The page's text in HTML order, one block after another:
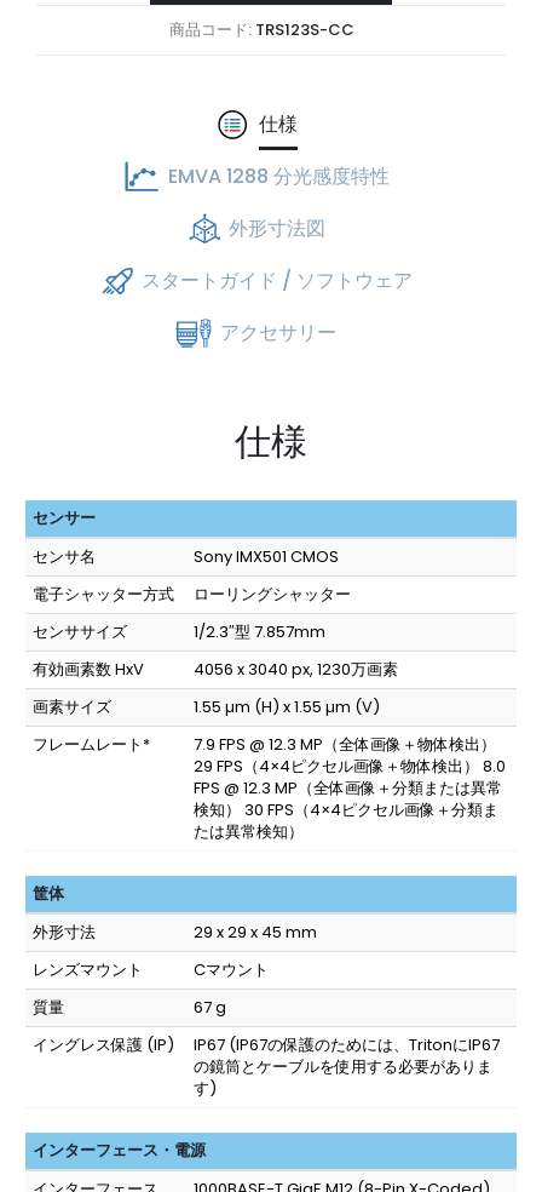
商品コード: TRS123S-CC
仕様
EMVA 1288 分光感度特性
外形寸法図
スタートガイド / ソフトウェア
アクセサリー
仕様
センサー
センサ名
Sony IMX501 CMOS
電子シャッター方式
ローリングシャッター
センササイズ
1/2.3″型 7.857mm
有効画素数 HxV
4056 x 3040 px, 1230万画素
画素サイズ
1.55 µm (H) x 1.55 µm (V)
フレームレート*
7.9 FPS @ 12.3 MP（全体画像＋物体検出）
29 FPS（4×4ピクセル画像＋物体検出） 8.0
FPS @ 12.3 MP（全体画像＋分類または異常
検知） 30 FPS（4×4ピクセル画像＋分類ま
たは異常検知）
筐体
外形寸法
29 x 29 x 45 mm
レンズマウント
Cマウント
質量
67 g
イングレス保護 (IP)
IP67 (IP67の保護のためには、TritonにIP67
の鏡筒とケーブルを使用する必要がありま
す)
インターフェース・電源